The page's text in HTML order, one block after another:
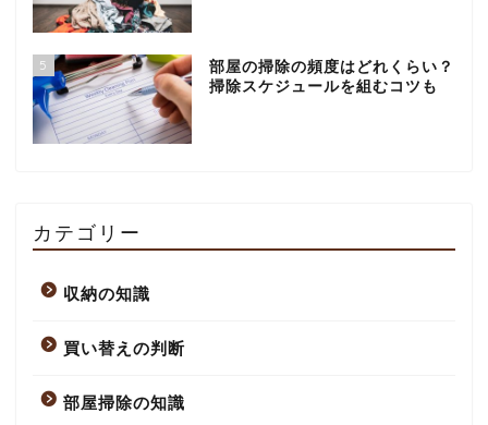
5
部屋の掃除の頻度はどれくらい？
掃除スケジュールを組むコツも
カテゴリー
収納の知識
買い替えの判断
部屋掃除の知識